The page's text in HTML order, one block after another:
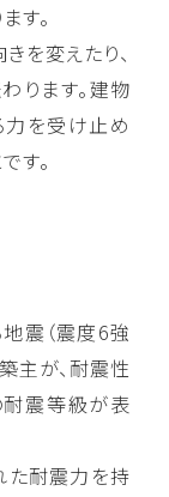
す。
を変えたり、
ります。建物
力を受け止め
す。
震（震度6強
主が、耐震性
耐震等級が表
耐震力を持